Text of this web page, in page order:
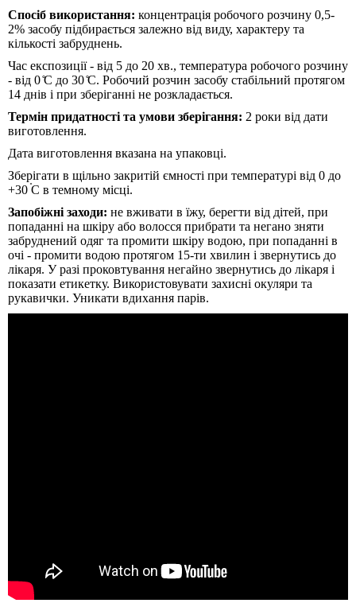
Спосіб використання: концентрація робочого розчину 0,5-
2% засобу підбирається залежно від виду, характеру та
кількості забруднень.
Час експозиції - від 5 до 20 хв., температура робочого розчину
- від 0 ̊С до 30 ̊С. Робочий розчин засобу стабільний протягом
14 днів і при зберіганні не розкладається.
Термін придатності та умови зберігання: 2 роки від дати
виготовлення.
Дата виготовлення вказана на упаковці.
Зберігати в щільно закритій ємності при температурі від 0 до
+30 С в темному місці.
Запобіжні заходи: не вживати в їжу, берегти від дітей, при
попаданні на шкіру або волосся прибрати та негано зняти
забруднений одяг та промити шкіру водою, при попаданні в
очі - промити водою протягом 15-ти хвилин і звернутись до
лікаря. У разі проковтування негайно звернутись до лікаря і
показати етикетку. Використовувати захисні окуляри та
рукавички. Уникати вдихання парів.